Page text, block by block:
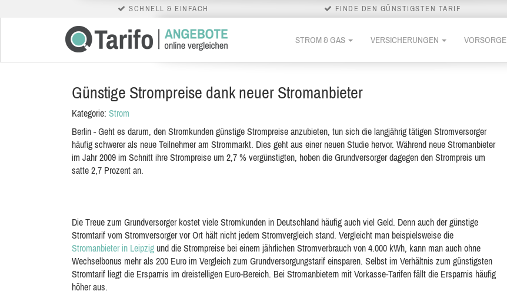
SCHNELL & EINFACH FINDE DEN GÜNSTIGSTEN TARIF
STROM & GAS VERSICHERUNGEN VORSORGE
Günstige Strompreise dank neuer Stromanbieter
Kategorie: Strom
Berlin - Geht es darum, den Stromkunden günstige Strompreise anzubieten, tun sich die langjährig tätigen Stromversorger
häufig schwerer als neue Teilnehmer am Strommarkt. Dies geht aus einer neuen Studie hervor. Während neue Stromanbieter
im Jahr 2009 im Schnitt ihre Strompreise um 2,7 % vergünstigten, hoben die Grundversorger dagegen den Strompreis um
satte 2,7 Prozent an.
Die Treue zum Grundversorger kostet viele Stromkunden in Deutschland häufig auch viel Geld. Denn auch der günstige
Stromtarif vom Stromversorger vor Ort hält nicht jedem Stromvergleich stand. Vergleicht man beispielsweise die
Stromanbieter in Leipzig und die Strompreise bei einem jährlichen Stromverbrauch von 4.000 kWh, kann man auch ohne
Wechselbonus mehr als 200 Euro im Vergleich zum Grundversorgungstarif einsparen. Selbst im Verhältnis zum günstigsten
Stromtarif liegt die Ersparnis im dreistelligen Euro-Bereich. Bei Stromanbietern mit Vorkasse-Tarifen fällt die Ersparnis häufig
höher aus.